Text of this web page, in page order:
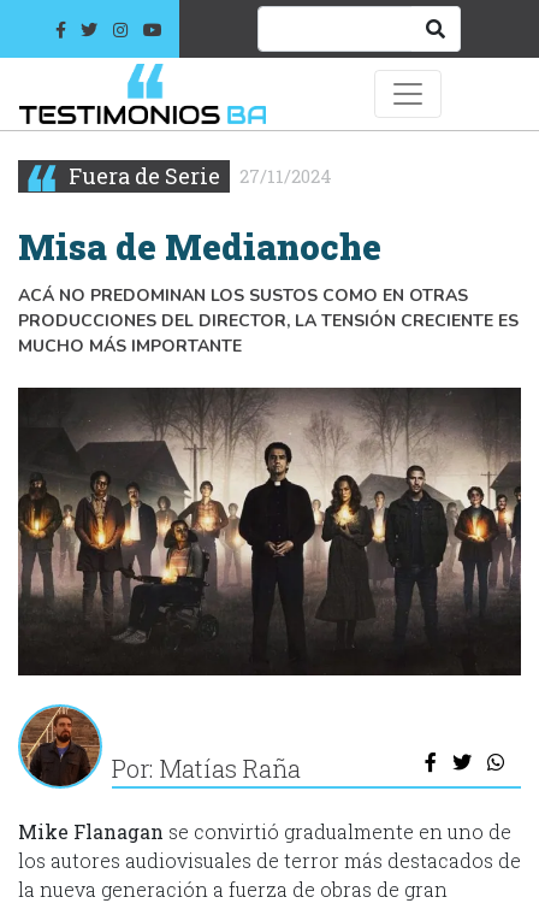
Fuera de Serie 27/11/2024
Misa de Medianoche
ACÁ NO PREDOMINAN LOS SUSTOS COMO EN OTRAS
PRODUCCIONES DEL DIRECTOR, LA TENSIÓN CRECIENTE ES
MUCHO MÁS IMPORTANTE
Por: Matías Raña
Mike Flanagan se convirtió gradualmente en uno de
los autores audiovisuales de terror más destacados de
la nueva generación a fuerza de obras de gran